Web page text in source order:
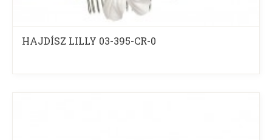
HAJDÍSZ LILLY 03-395-CR-0